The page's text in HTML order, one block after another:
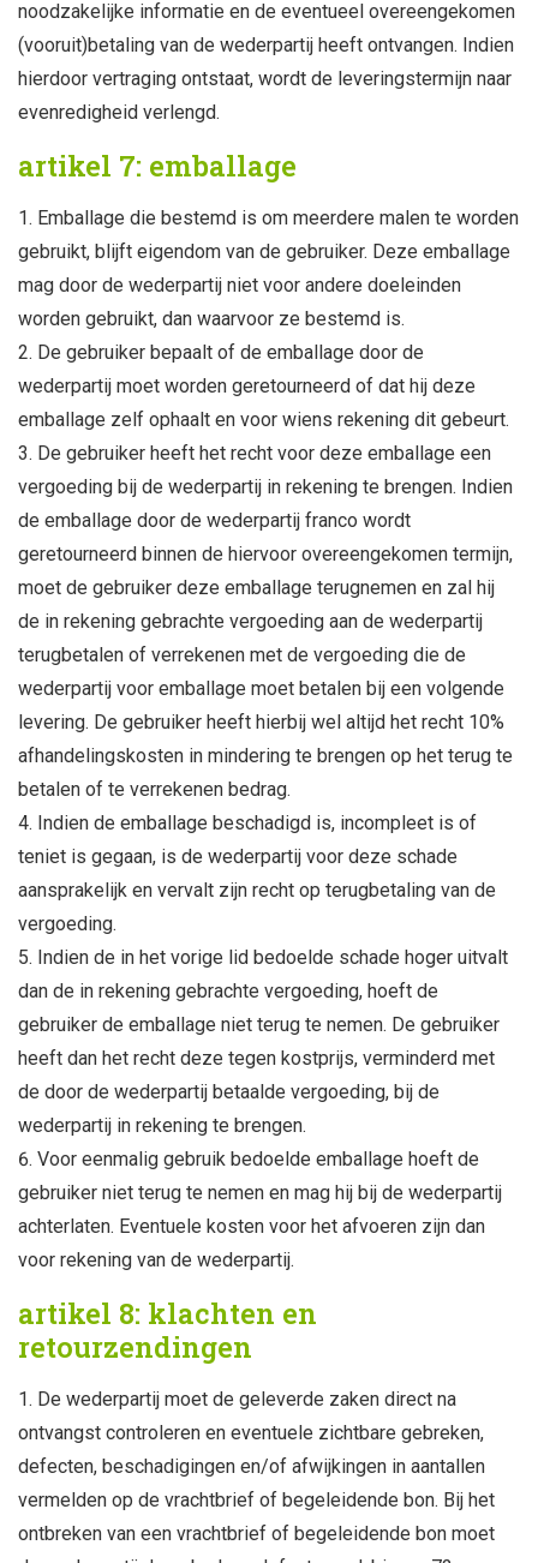
noodzakelijke informatie en de eventueel overeengekomen
(vooruit)betaling van de wederpartij heeft ontvangen. Indien
hierdoor vertraging ontstaat, wordt de leveringstermijn naar
evenredigheid verlengd.
artikel 7: emballage
Emballage die bestemd is om meerdere malen te worden
gebruikt, blijft eigendom van de gebruiker. Deze emballage
mag door de wederpartij niet voor andere doeleinden
worden gebruikt, dan waarvoor ze bestemd is.
De gebruiker bepaalt of de emballage door de
wederpartij moet worden geretourneerd of dat hij deze
emballage zelf ophaalt en voor wiens rekening dit gebeurt.
De gebruiker heeft het recht voor deze emballage een
vergoeding bij de wederpartij in rekening te brengen. Indien
de emballage door de wederpartij franco wordt
geretourneerd binnen de hiervoor overeengekomen termijn,
moet de gebruiker deze emballage terugnemen en zal hij
de in rekening gebrachte vergoeding aan de wederpartij
terugbetalen of verrekenen met de vergoeding die de
wederpartij voor emballage moet betalen bij een volgende
levering. De gebruiker heeft hierbij wel altijd het recht 10%
afhandelingskosten in mindering te brengen op het terug te
betalen of te verrekenen bedrag.
Indien de emballage beschadigd is, incompleet is of
teniet is gegaan, is de wederpartij voor deze schade
aansprakelijk en vervalt zijn recht op terugbetaling van de
vergoeding.
Indien de in het vorige lid bedoelde schade hoger uitvalt
dan de in rekening gebrachte vergoeding, hoeft de
gebruiker de emballage niet terug te nemen. De gebruiker
heeft dan het recht deze tegen kostprijs, verminderd met
de door de wederpartij betaalde vergoeding, bij de
wederpartij in rekening te brengen.
Voor eenmalig gebruik bedoelde emballage hoeft de
gebruiker niet terug te nemen en mag hij bij de wederpartij
achterlaten. Eventuele kosten voor het afvoeren zijn dan
voor rekening van de wederpartij.
artikel 8: klachten en
retourzendingen
De wederpartij moet de geleverde zaken direct na
ontvangst controleren en eventuele zichtbare gebreken,
defecten, beschadigingen en/of afwijkingen in aantallen
vermelden op de vrachtbrief of begeleidende bon. Bij het
ontbreken van een vrachtbrief of begeleidende bon moet